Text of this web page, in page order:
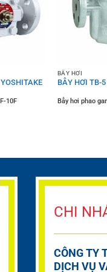
10F
BẪY HƠI
BẪY HƠI TB-
Bẫy hơi phao
CHI
CÔNG TY
DỊCH VỤ